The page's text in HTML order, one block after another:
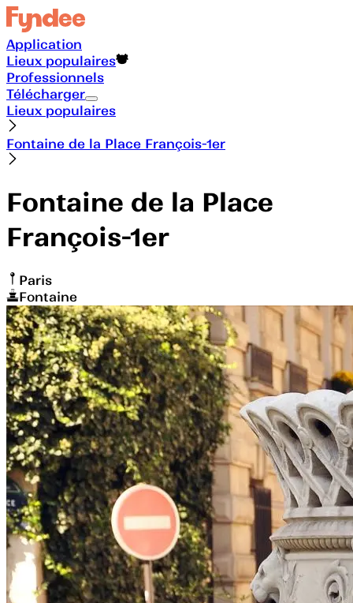
Application
Lieux populaires
Professionnels
Télécharger
Lieux populaires
Fontaine de la Place François-1er
Fontaine de la Place
François-1er
Paris
Fontaine